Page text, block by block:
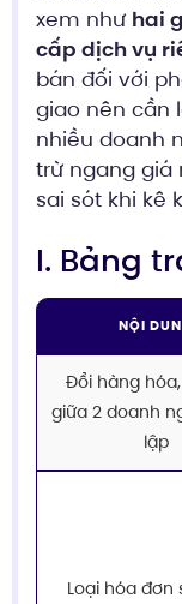
xem như hai
cấp dịch vụ
bán đối với
giao nên cần
nhiều doanh
trừ ngang giá
sai sót khi kê
I. Bảng
NỘI
Đổi hàng
giữa 2 doanh
lập
Loại hóa đơn